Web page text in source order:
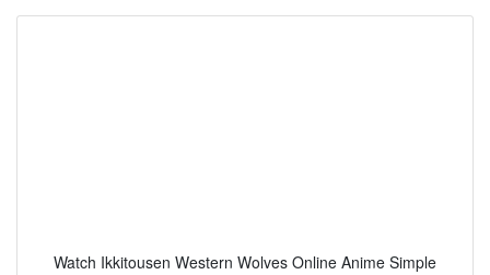
Watch Ikkitousen Western Wolves Online Anime Simple